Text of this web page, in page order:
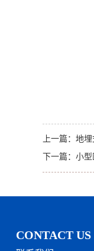
上一篇： 地埋
下一篇： 小型
CONTACT US